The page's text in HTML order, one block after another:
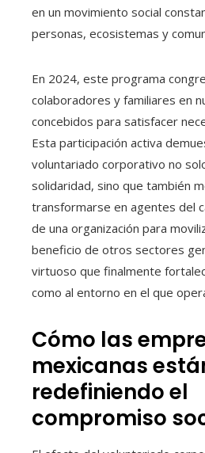
en un movimiento social
personas, ecosistemas y
En 2024, este programa
colaboradores y familiares en
concebidos para satisfacer
Esta participación activa
voluntariado corporativo no
solidaridad, sino que también
transformarse en agentes del
de una organización para
beneficio de otros sectores
virtuoso que finalmente
como al entorno en el que
Cómo las
mexicanas
redefiniendo el
compromiso